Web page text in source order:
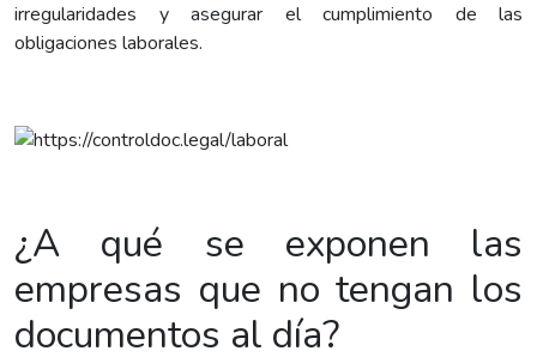
irregularidades y asegurar el cumplimiento de las
obligaciones laborales.
¿A qué se exponen las
empresas que no tengan los
documentos al día?